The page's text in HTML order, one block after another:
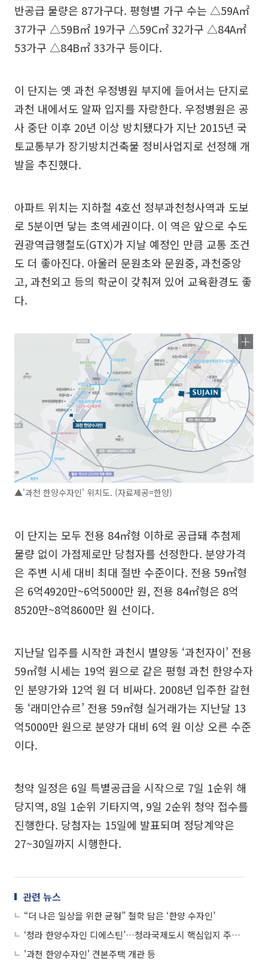
반공급 물량은 87가구다. 평형별 가구 수는 △59A㎡
37가구 △59B㎡ 19가구 △59C㎡ 32가구 △84A㎡
53가구 △84B㎡ 33가구 등이다.
이 단지는 옛 과천 우정병원 부지에 들어서는 단지로
과천 내에서도 알짜 입지를 자랑한다. 우정병원은 공
사 중단 이후 20년 이상 방치됐다가 지난 2015년 국
토교통부가 장기방치건축물 정비사업지로 선정해 개
발을 추진했다.
아파트 위치는 지하철 4호선 정부과천청사역과 도보
로 5분이면 닿는 초역세권이다. 이 역은 앞으로 수도
권광역급행철도(GTX)가 지날 예정인 만큼 교통 조건
도 더 좋아진다. 아울러 문원초와 문원중, 과천중앙
고, 과천외고 등의 학군이 갖춰져 있어 교육환경도 좋
다.
▲'과천 한양수자인' 위치도. (자료제공=한양)
이 단지는 모두 전용 84㎡형 이하로 공급돼 추첨제
물량 없이 가점제로만 당첨자를 선정한다. 분양가격
은 주변 시세 대비 최대 절반 수준이다. 전용 59㎡형
은 6억4920만~6억5000만 원, 전용 84㎡형은 8억
8520만~8억8600만 원 선이다.
지난달 입주를 시작한 과천시 별양동 ‘과천자이’ 전용
59㎡형 시세는 19억 원으로 같은 평형 과천 한양수자
인 분양가와 12억 원 더 비싸다. 2008년 입주한 갈현
동 ‘래미안슈르’ 전용 59㎡형 실거래가는 지난달 13
억5000만 원으로 분양가 대비 6억 원 이상 오른 수준
이다.
청약 일정은 6일 특별공급을 시작으로 7일 1순위 해
당지역, 8일 1순위 기타지역, 9일 2순위 청약 접수를
진행한다. 당첨자는 15일에 발표되며 정당계약은
27~30일까지 시행한다.
관련 뉴스
“더 나은 일상을 위한 균형” 철학 담은 ‘한양 수자인’
‘청라 한양수자인 디에스틴’…청라국제도시 핵심입지 주거용 오피스텔
'과천 한양수자인' 견본주택 개관 등